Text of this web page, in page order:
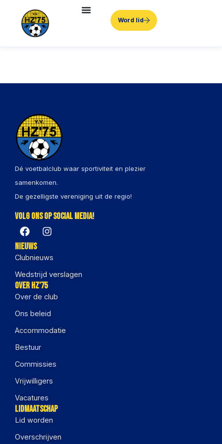
Word lid
Dé voetbalclub waar sportiviteit en plezier
samenkomen.
De gezelligste vereniging uit de regio!
Volg ons op social media!
Nieuws
Clubnieuws
Wedstrijd verslagen
Over HZ'75
Over de club
Ons beleid
Accommodatie
Bestuur
Commissies
Vrijwilligers
Vacatures
Lidmaatschap
Lid worden
Overschrijven